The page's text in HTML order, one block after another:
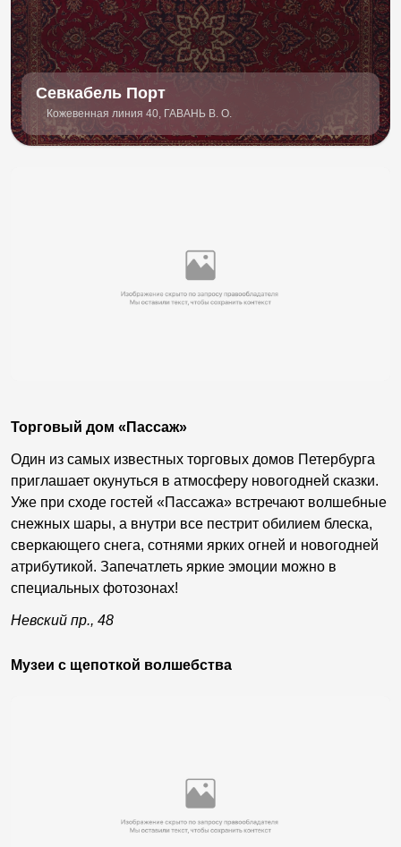
Севкабель Порт
Кожевенная линия 40, ГАВАНЬ В. О.
Торговый дом «Пассаж»
Один из самых известных торговых домов Петербурга
приглашает окунуться в атмосферу новогодней сказки.
Уже при сходе гостей «Пассажа» встречают волшебные
снежных шары, а внутри все пестрит обилием блеска,
сверкающего снега, сотнями ярких огней и новогодней
атрибутикой. Запечатлеть яркие эмоции можно в
специальных фотозонах!
Невский пр., 48
Музеи с щепоткой волшебства